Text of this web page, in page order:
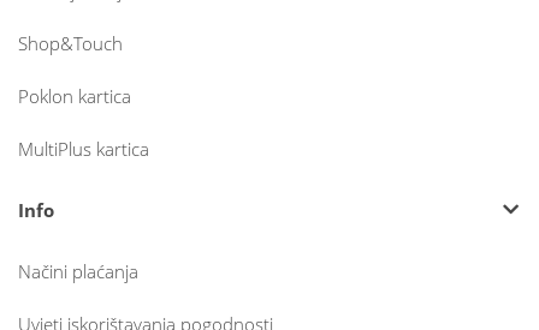
Shop&Touch
Poklon kartica
MultiPlus kartica
Info
Načini plaćanja
Uvjeti iskorištavanja pogodnosti